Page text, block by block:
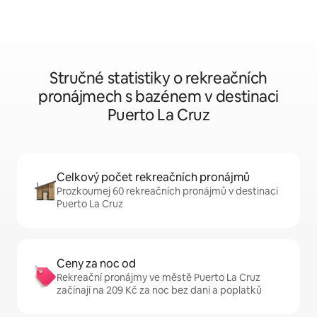
Stručné statistiky o rekreačních
pronájmech s bazénem v destinaci
Puerto La Cruz
Celkový počet rekreačních pronájmů
Prozkoumej 60 rekreačních pronájmů v destinaci
Puerto La Cruz
Ceny za noc od
Rekreační pronájmy ve městě Puerto La Cruz
začínají na 209 Kč za noc bez daní a poplatků